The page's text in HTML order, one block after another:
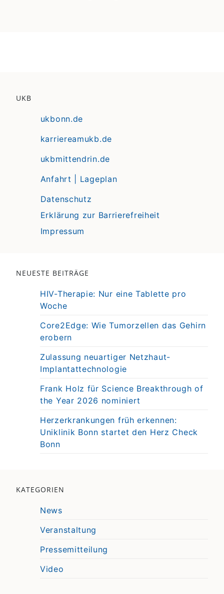
UKB
ukbonn.de
karriereamukb.de
ukbmittendrin.de
Anfahrt | Lageplan
Datenschutz
Erklärung zur Barrierefreiheit
Impressum
NEUESTE BEITRÄGE
HIV-Therapie: Nur eine Tablette pro
Woche
Core2Edge: Wie Tumorzellen das Gehirn
erobern
Zulassung neuartiger Netzhaut-
Implantattechnologie
Frank Holz für Science Breakthrough of
the Year 2026 nominiert
Herzerkrankungen früh erkennen:
Uniklinik Bonn startet den Herz Check
Bonn
KATEGORIEN
News
Veranstaltung
Pressemitteilung
Video